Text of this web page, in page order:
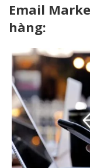
Email
hàng: